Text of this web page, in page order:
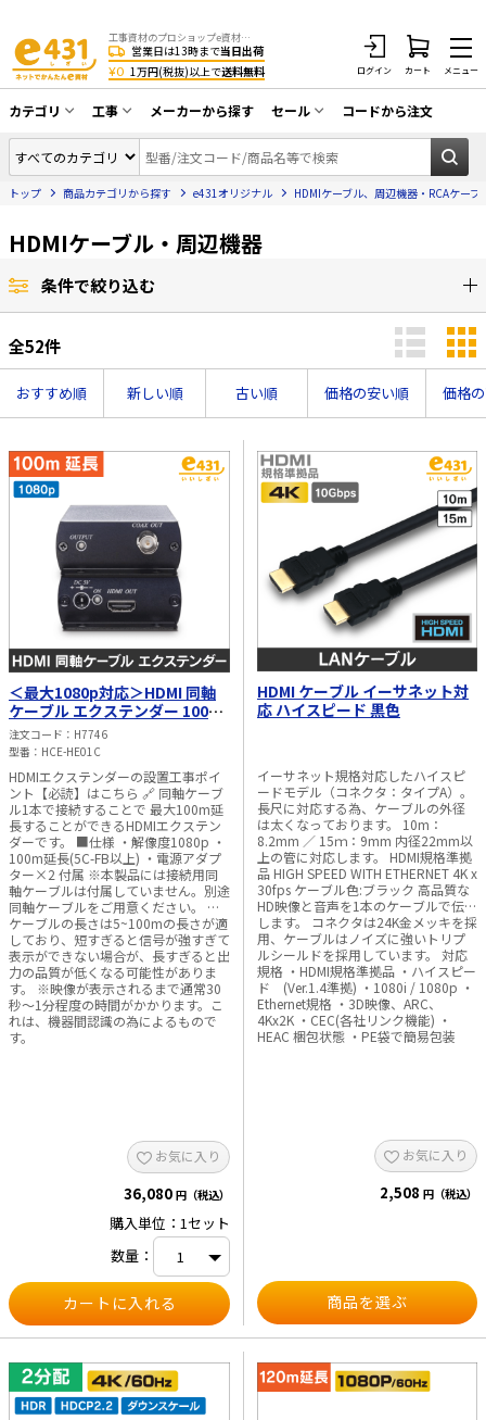
工事資材のプロショップe資材 CATV・アンテナ・防犯・光・LAN・電気・空調工事など
営業日は13時まで当日出荷
¥0 1万円(税抜)以上で送料無料 ログイン カート メニュー
カテゴリ
同軸ケーブル／テレビ用接栓／関連工具
アンテナ・取付金具・ブースター／CATV
配線補助具（モール・結束バンド・テー
プ類 他）
防犯工事関連
光ファイバー・融着接続機関連
LANケーブル・コネクタ・関連資材/機器
ネットワーク機器
エアコン・換気扇・空調資材
太陽光発電ケーブル・コネクタ・関連資
材/機器
電源ケーブル／コネクタ／分電盤／ブレ
ーカ
照明・照明器具
電源タップ・延長コード
スイッチ・コンセント（配線器具）
PF管/FEP管/CD管/情報線保護管
ボックス・ビニル電線管付属品・引き込
みカバー
工具関連
EV充電設備工事関連
感染症関連
その他
e431オリジナル
工事
CATV・アンテナ工事
光工事・FTTH工事
エアコン・換気扇工事
防犯カメラ工事
LAN配線工事
電気配管工事
照明設置工事
太陽光発電工事
ホテル・病院向け
メーカーから探す セール
在庫一掃セール
コードから注文
トップ 商品カテゴリから探す e431オリジナル HDMIケーブル、周辺機器・RCAケーブ
HDMIケーブル・周辺機器
条件で絞り込む
全52件
おすすめ順 新しい順 古い順 価格の安い順 価格
＜最大1080p対応＞HDMI 同軸
ケーブル エクステンダー 100m
延長
注文コード
H7746
型番
HCE-HE01C
HDMIエクステンダーの設置工事ポイ
ント【必読】はこちら 🔗 同軸ケーブ
ル1本で接続することで 最大100m延
長することができるHDMIエクステン
ダーです。 ■仕様 ・解像度1080p ・
100m延長(5C-FB以上) ・電源アダプ
ター×2 付属 ※本製品には接続用同
軸ケーブルは付属していません。別途
同軸ケーブルをご用意ください。 ※
ケーブルの長さは5~100mの長さが適
しており、短すぎると信号が強すぎて
表示ができない場合が、長すぎると出
力の品質が低くなる可能性がありま
す。 ※映像が表示されるまで通常30
秒～1分程度の時間がかかります。こ
れは、機器間認識の為によるもので
す。
お気に入り
36,080 円（税込）
購入単位：1セット
数量：
HDMI ケーブル イーサネット対
応 ハイスピード 黒色
イーサネット規格対応したハイスピ
ードモデル（コネクタ：タイプA）。
長尺に対応する為、ケーブルの外径
は太くなっております。 10m：
8.2mm ／ 15ｍ：9mm 内径22mm以
上の管に対応します。 HDMI規格準拠
品 HIGH SPEED WITH ETHERNET 4K x
30fps ケーブル色:ブラック 高品質な
HD映像と音声を1本のケーブルで伝送
します。 コネクタは24K金メッキを採
用、ケーブルはノイズに強いトリプ
ルシールドを採用しています。 対応
規格 ・HDMI規格準拠品 ・ハイスピー
ド (Ver.1.4準拠) ・1080i / 1080p ・
Ethernet規格 ・3D映像、ARC、
4Kx2K ・CEC(各社リンク機能) ・
HEAC 梱包状態 ・PE袋で簡易包装
お気に入り
2,508 円（税込）
商品を選ぶ